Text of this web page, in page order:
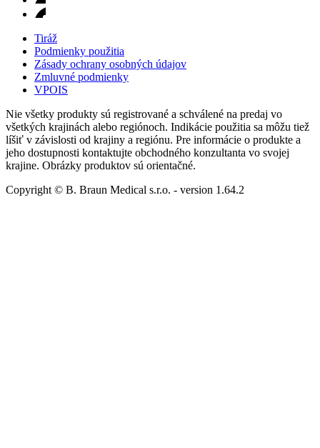
Tiráž
Podmienky použitia
Zásady ochrany osobných údajov
Zmluvné podmienky
VPOIS
Nie všetky produkty sú registrované a schválené na predaj vo
všetkých krajinách alebo regiónoch. Indikácie použitia sa môžu tiež
líšiť v závislosti od krajiny a regiónu. Pre informácie o produkte a
jeho dostupnosti kontaktujte obchodného konzultanta vo svojej
krajine. Obrázky produktov sú orientačné.
Copyright © B. Braun Medical s.r.o. - version 1.64.2